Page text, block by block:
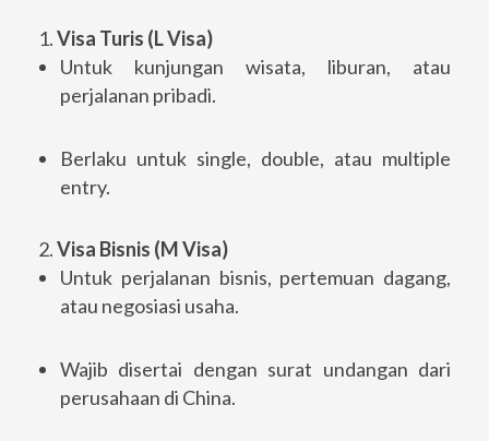
1.Visa Turis (L Visa)
Untuk kunjungan wisata, liburan, atau
perjalanan pribadi.
Berlaku untuk single, double, atau multiple
entry.
2.Visa Bisnis (M Visa)
Untuk perjalanan bisnis, pertemuan dagang,
atau negosiasi usaha.
Wajib disertai dengan surat undangan dari
perusahaan di China.